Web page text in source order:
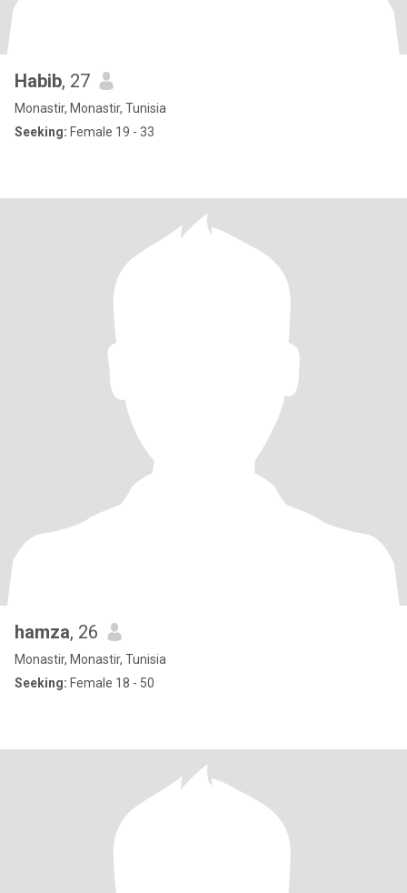
Habib, 27
Monastir, Monastir, Tunisia
Seeking: Female 19 - 33
hamza, 26
Monastir, Monastir, Tunisia
Seeking: Female 18 - 50